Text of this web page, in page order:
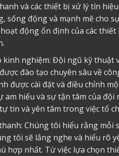
và các thiết bị xử lý tín
sống động và mạnh mẽ cho
động ổn định của các
kinh nghiệm: Đội ngũ kỹ thuật
đào tạo chuyên sâu về
được cài đặt và điều chỉnh
am hiểu và sự tận tâm của
tin và yên tâm trong việc tổ
Chúng tôi hiểu rằng mỗi
tôi sẽ lắng nghe và hiểu rõ
hợp nhất. Từ việc lựa chọn